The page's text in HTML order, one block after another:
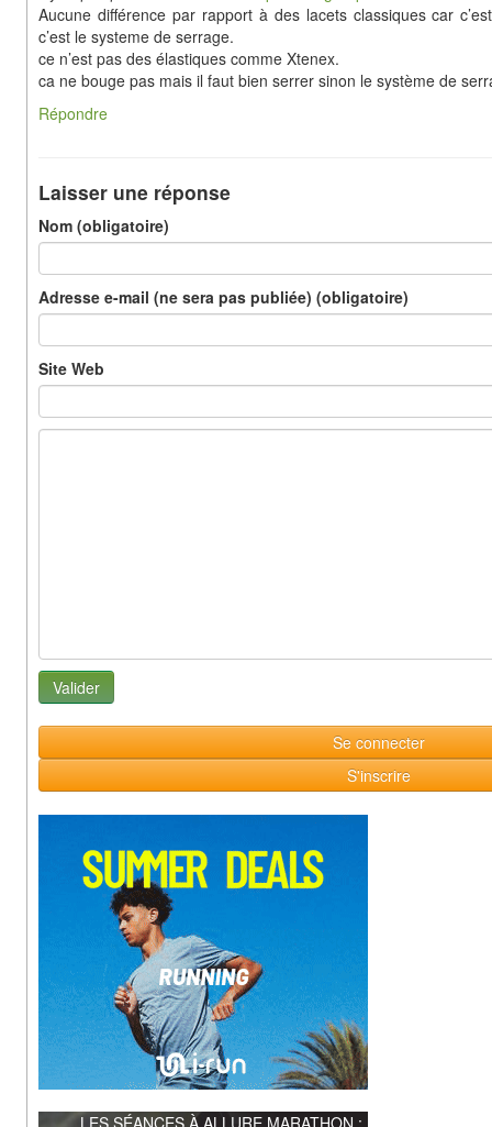
Aucune différence par rapport à des lacets classiques car
c’est le systeme de serrage.
ce n’est pas des élastiques comme Xtenex.
ca ne bouge pas mais il faut bien serrer sinon le système de
Répondre
Laisser une réponse
Nom (obligatoire)
Adresse e-mail (ne sera pas publiée) (obligatoire)
Site Web
Se connecter
S'inscrire
LES SÉANCES À ALLURE MARATHON :